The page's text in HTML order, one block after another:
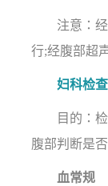
注意：经
行;经腹部超
妇科检查
目的：检
腹部判断是
血常规